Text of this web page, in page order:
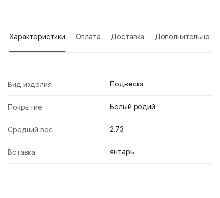
Характеристики Оплата Доставка Дополнительно
Вид изделия Подвеска
Покрытие Белый родий
Средний вес 2.73
Вставка янтарь